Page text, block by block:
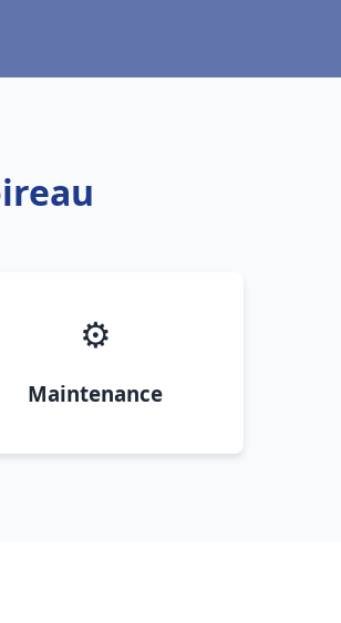
⚙️
Maintenance